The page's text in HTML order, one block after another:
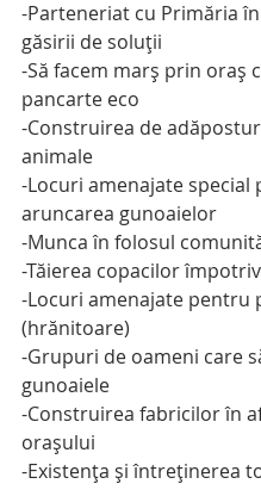
-Parteneriat cu Primăria
găsirii de soluţii
-Să facem marş prin oraş
pancarte eco
-Construirea de
animale
-Locuri amenajate special
aruncarea gunoaielor
-Munca în folosul
-Tăierea copacilor
-Locuri amenajate pentru
(hrănitoare)
-Grupuri de oameni care
gunoaiele
-Construirea fabricilor în
oraşului
-Existenţa şi întreţinerea